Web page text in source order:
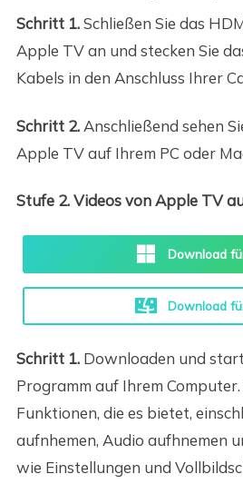
Schritt 1.Schließen Sie das
Apple TV an und stecken Sie
Kabels in den Anschluss Ihrer
Schritt 2. Anschließend sehen
Apple TV auf Ihrem PC oder
Stufe 2. Videos von Apple TV
Download
Download
Schritt 1.Downloaden und
Programm auf Ihrem Computer.
Funktionen, die es bietet,
aufnhemen, Audio aufhnemen
wie Einstellungen und